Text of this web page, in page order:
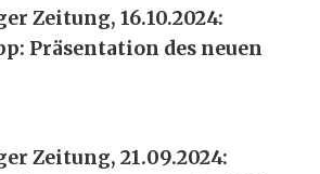
Zeitung, 16.10.2024:
Präsentation des neuen
Zeitung, 21.09.2024: